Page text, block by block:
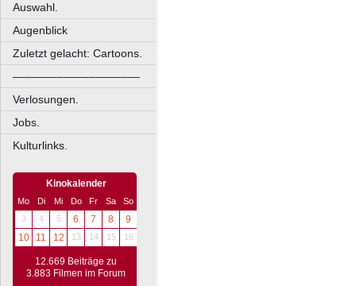
Auswahl.
Augenblick
Zuletzt gelacht: Cartoons.
––––––––––––––––––––
Verlosungen.
Jobs.
Kulturlinks.
Kinokalender
Mo Di Mi Do Fr Sa
So
3
4 5 6 7 8
9
10
11 12 13 14 15 16
12.669 Beiträge zu
3.883 Filmen im Forum